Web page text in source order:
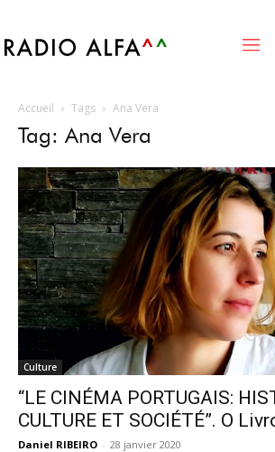
Accueil Tags Ana Vera
Tag: Ana Vera
Culture
“LE CINÉMA PORTUGAIS:
CULTURE ET SOCIÉTÉ”. O
Daniel RIBEIRO - 28 janvier 2020